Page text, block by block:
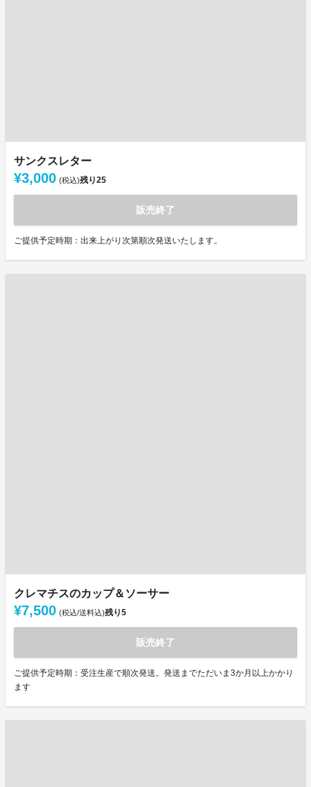
サンクスレター
¥3,000 (税込)残り25
販売終了
ご提供予定時期：出来上がり次第順次発送いたします。
クレマチスのカップ＆ソーサー
¥7,500 (税込/送料込)残り5
販売終了
ご提供予定時期：受注生産で順次発送。発送までただいま3か月以上かかり
ます